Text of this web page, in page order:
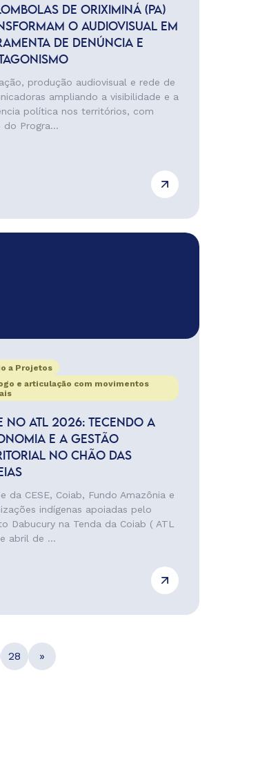
DE ORIXIMINÁ (PA)
O AUDIOVISUAL EM
DE DENÚNCIA E
produção audiovisual e rede de
ampliando a visibilidade e a
política nos territórios, com
do Progra...
a Projetos
e articulação com movimentos
NO ATL 2026: TECENDO A
E A GESTÃO
NO CHÃO DAS
da CESE, Coiab, Fundo Amazônia e
indígenas apoiadas pelo
Dabucury na Tenda da Coiab ( ATL
abril de ...
28 »